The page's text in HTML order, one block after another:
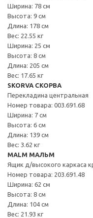
Ширина: 78 см
Высота: 9 см
Длина: 178 см
Вес: 22.55 кг
Ширина: 25 см
Высота: 8 см
Длина: 205 см
Вес: 17.65 кг
SKORVA СКОРВА
Перекладина центральная
Номер товара: 003.691.68
Ширина: 7 см
Высота: 6 см
Длина: 139 см
Вес: 3.62 кг
MALM МАЛЬМ
Ящик д/высокого каркаса
Номер товара: 203.691.48
Ширина: 62 см
Высота: 8 см
Длина: 104 см
Вес: 21.93 кг